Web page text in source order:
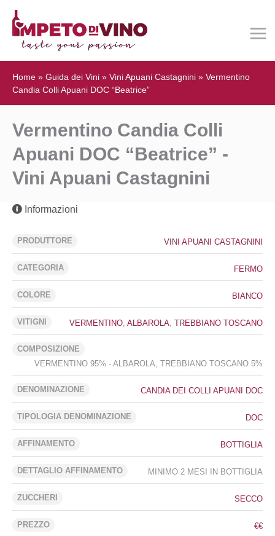
Home » Guida dei Vini » Vini Apuani Castagnini » Vermentino
Candia Colli Apuani DOC “Beatrice”
Vermentino Candia Colli
Apuani DOC “Beatrice” -
Vini Apuani Castagnini
Informazioni
PRODUTTORE VINI APUANI CASTAGNINI
CATEGORIA FERMO
COLORE BIANCO
VITIGNI VERMENTINO, ALBAROLA, TREBBIANO TOSCANO
COMPOSIZIONE
VERMENTINO 95% - ALBAROLA, TREBBIANO TOSCANO 5%
DENOMINAZIONE CANDIA DEI COLLI APUANI DOC
TIPOLOGIA DENOMINAZIONE DOC
AFFINAMENTO BOTTIGLIA
DETTAGLIO AFFINAMENTO MINIMO 2 MESI IN BOTTIGLIA
ZUCCHERI SECCO
PREZZO €€